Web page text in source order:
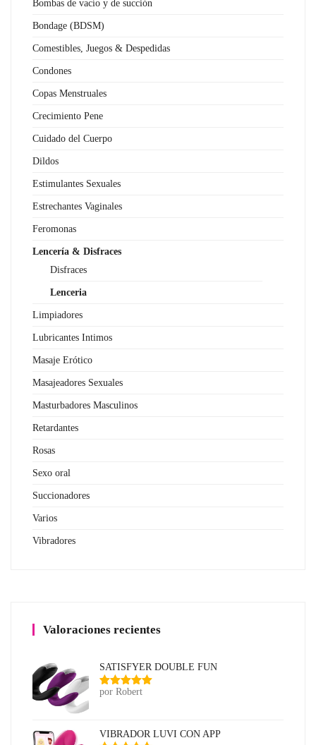
Bombas de vacío y de succión
Bondage (BDSM)
Comestibles, Juegos & Despedidas
Condones
Copas Menstruales
Crecimiento Pene
Cuidado del Cuerpo
Dildos
Estimulantes Sexuales
Estrechantes Vaginales
Feromonas
Lencería & Disfraces
Disfraces
Lenceria
Limpiadores
Lubricantes Intimos
Masaje Erótico
Masajeadores Sexuales
Masturbadores Masculinos
Retardantes
Rosas
Sexo oral
Succionadores
Varios
Vibradores
Valoraciones recientes
SATISFYER DOUBLE FUN
Valorado
por Robert
VIBRADOR LUVI CON APP